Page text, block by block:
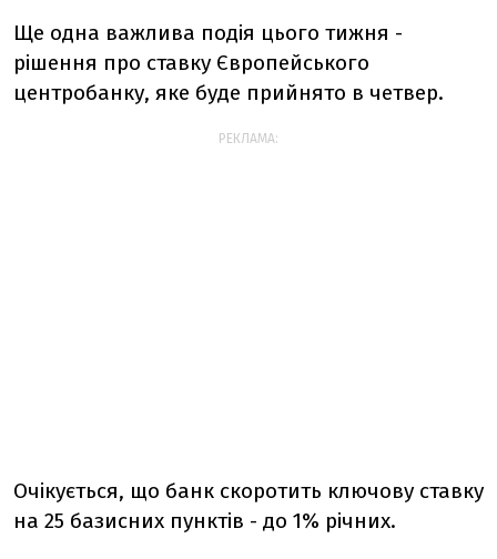
Ще одна важлива подія цього тижня -
рішення про ставку Європейського
центробанку, яке буде прийнято в четвер.
РЕКЛАМА:
Очікується, що банк скоротить ключову ставку
на 25 базисних пунктів - до 1% річних.